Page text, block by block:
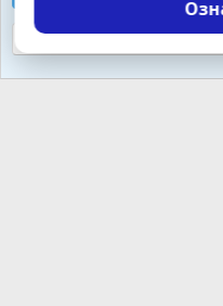
Политика
Локализация отXenForo.Info
Reject